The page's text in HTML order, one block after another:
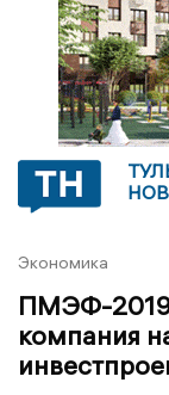
Экономика
ПМЭФ-
компания